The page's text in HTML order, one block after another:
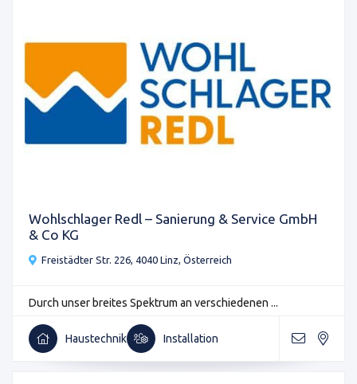
Wohlschlager Redl – Sanierung & Service GmbH
& Co KG
Freistädter Str. 226, 4040 Linz, Österreich
Durch unser breites Spektrum an verschiedenen ...
Haustechnik Installation